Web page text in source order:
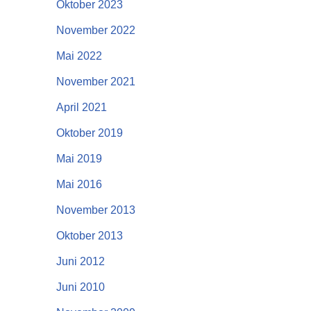
Oktober 2023
November 2022
Mai 2022
November 2021
April 2021
Oktober 2019
Mai 2019
Mai 2016
November 2013
Oktober 2013
Juni 2012
Juni 2010